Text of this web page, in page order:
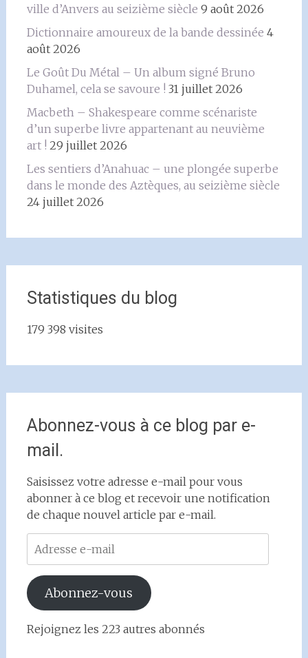
ville d’Anvers au seizième siècle 9 août 2026
Dictionnaire amoureux de la bande dessinée 4
août 2026
Le Goût Du Métal – Un album signé Bruno
Duhamel, cela se savoure ! 31 juillet 2026
Macbeth – Shakespeare comme scénariste
d’un superbe livre appartenant au neuvième
art ! 29 juillet 2026
Les sentiers d’Anahuac – une plongée superbe
dans le monde des Aztèques, au seizième siècle
24 juillet 2026
Statistiques du blog
179 398 visites
Abonnez-vous à ce blog par e-
mail.
Saisissez votre adresse e-mail pour vous
abonner à ce blog et recevoir une notification
de chaque nouvel article par e-mail.
Adresse
e-
mail
Abonnez-vous
Rejoignez les 223 autres abonnés